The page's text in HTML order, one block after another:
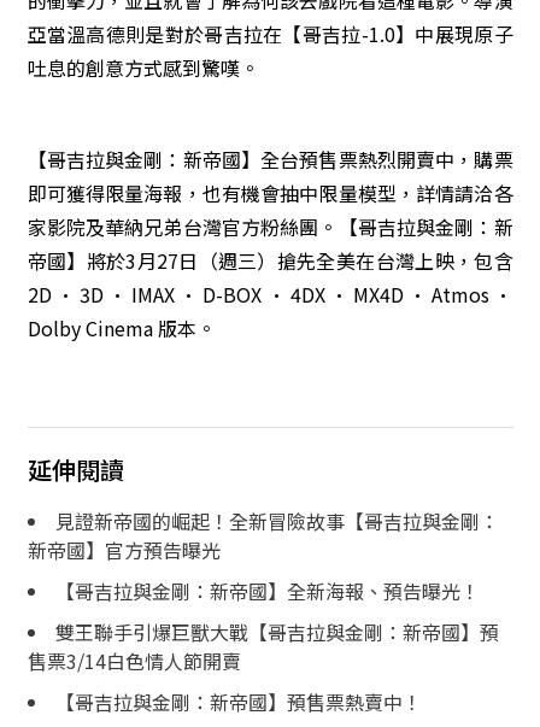
亞當溫高德則是對於哥吉拉在【哥吉拉-1.0】中展現原子
吐息的創意方式感到驚嘆。
【哥吉拉與金剛：新帝國】全台預售票熱烈開賣中，購票
即可獲得限量海報，也有機會抽中限量模型，詳情請洽各
家影院及華納兄弟台灣官方粉絲團。【哥吉拉與金剛：新
帝國】將於3月27日（週三）搶先全美在台灣上映，包含
2D · 3D · IMAX · D-BOX · 4DX · MX4D · Atmos ·
Dolby Cinema 版本。
延伸閱讀
見證新帝國的崛起！全新冒險故事【哥吉拉與金剛：
新帝國】官方預告曝光
【哥吉拉與金剛：新帝國】全新海報、預告曝光！
雙王聯手引爆巨獸大戰【哥吉拉與金剛：新帝國】預
售票3/14白色情人節開賣
【哥吉拉與金剛：新帝國】預售票熱賣中！